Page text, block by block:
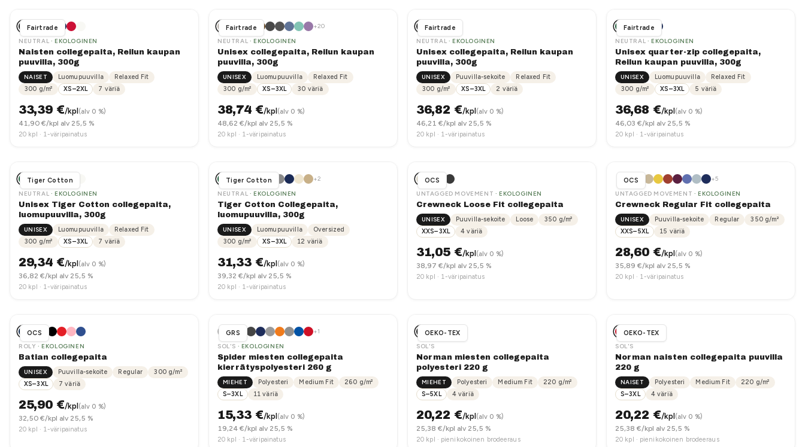
Fairtrade
NEUTRAL · EKOLOGINEN
Naisten collegepaita, Reilun kaupan
puuvilla, 300g
NAISET Luomupuuvilla
Relaxed Fit
300 g/m² XS–2XL 7 väriä
33,39€/kpl (alv 0 %)
41,90 €/kpl alv 25,5 %
20 kpl · 1-väripainatus
Fairtrade +20
NEUTRAL · EKOLOGINEN
Unisex collegepaita, Reilun kaupan
puuvilla, 300g
UNISEX Luomupuuvilla
Relaxed Fit
300 g/m² XS–3XL 30 väriä
38,74€/kpl (alv 0 %)
48,62 €/kpl alv 25,5 %
20 kpl · 1-väripainatus
Fairtrade
NEUTRAL · EKOLOGINEN
Unisex collegepaita, Reilun kaupan
puuvilla, 300g
UNISEX Puuvilla-sekoite
Relaxed Fit
300 g/m² XS–3XL 2 väriä
36,82 €/kpl (alv 0 %)
46,21 €/kpl alv 25,5 %
20 kpl · 1-väripainatus
Fairtrade
NEUTRAL · EKOLOGINEN
Unisex quarter-zip collegepaita,
Reilun kaupan puuvilla, 300g
UNISEX Luomupuuvilla
Relaxed Fit
300 g/m² XS–3XL 5 väriä
36,68 €/kpl (alv 0 %)
46,03 €/kpl alv 25,5 %
20 kpl · 1-väripainatus
Tiger Cotton
NEUTRAL · EKOLOGINEN
Unisex Tiger Cotton collegepaita,
luomupuuvilla, 300g
UNISEX Luomupuuvilla
Relaxed Fit
300 g/m² XS–3XL 7 väriä
29,34€/kpl (alv 0 %)
36,82 €/kpl alv 25,5 %
20 kpl · 1-väripainatus
Tiger Cotton +2
NEUTRAL · EKOLOGINEN
Tiger Cotton Collegepaita,
luomupuuvilla, 300g
UNISEX Luomupuuvilla
Oversized
300 g/m² XS–3XL 12 väriä
31,33€/kpl (alv 0 %)
39,32 €/kpl alv 25,5 %
20 kpl · 1-väripainatus
OCS
UNTAGGED MOVEMENT · EKOLOGINEN
Crewneck Loose Fit collegepaita
UNISEX Puuvilla-sekoite Loose 350 g/m²
XXS–3XL
4 väriä
31,05€/kpl (alv 0 %)
38,97 €/kpl alv 25,5 %
20 kpl · 1-väripainatus
OCS +5
UNTAGGED MOVEMENT · EKOLOGINEN
Crewneck Regular Fit collegepaita
UNISEX Puuvilla-sekoite Regular 350g/m²
XXS–5XL
15 väriä
28,60€/kpl (alv 0 %)
35,89 €/kpl alv 25,5 %
20 kpl · 1-väripainatus
OCS
ROLY · EKOLOGINEN
Batian collegepaita
UNISEX Puuvilla-sekoite Regular 300g/m²
XS–3XL
7 väriä
25,90€/kpl (alv 0 %)
32,50 €/kpl alv 25,5 %
20 kpl · 1-väripainatus
GRS +1
SOL'S · EKOLOGINEN
Spider miesten collegepaita
kierrätyspolyesteri 260 g
MIEHET Polyesteri Medium Fit 260 g/m²
S–3XL
11 väriä
15,33€/kpl (alv 0 %)
19,24 €/kpl alv 25,5 %
20 kpl · 1-väripainatus
OEKO-TEX
SOL'S
Norman miesten collegepaita
polyesteri 220 g
MIEHET Polyesteri Medium Fit 220 g/m²
S–5XL
4väriä
20,22 €/kpl (alv 0 %)
25,38 €/kpl alv 25,5 %
20 kpl · pienikokoinen brodeeraus
OEKO-TEX
SOL'S
Norman naisten collegepaita puuvilla
220 g
NAISET Polyesteri Medium Fit 220 g/m²
S–3XL
4väriä
20,22 €/kpl (alv 0 %)
25,38 €/kpl alv 25,5 %
20 kpl · pienikokoinen brodeeraus